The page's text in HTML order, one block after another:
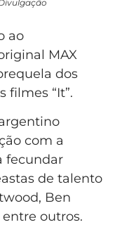
ao
MAX
dos
filmes “It”.
com a
fecundar
de talento
Ben
outros.